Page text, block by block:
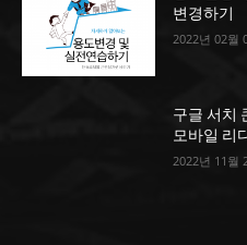
변경하기
2022년 02월
구글 서치
모바일 리
2022년 11월